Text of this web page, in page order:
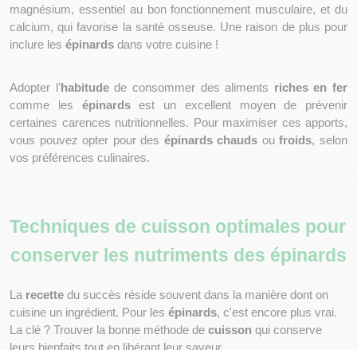
magnésium, essentiel au bon fonctionnement musculaire, et du
calcium, qui favorise la santé osseuse. Une raison de plus pour
inclure les épinards dans votre cuisine !
Adopter l’habitude de consommer des aliments riches en fer
comme les épinards est un excellent moyen de prévenir
certaines carences nutritionnelles. Pour maximiser ces apports,
vous pouvez opter pour des épinards chauds ou froids, selon
vos préférences culinaires.
Techniques de cuisson optimales pour
conserver les nutriments des épinards
La recette du succès réside souvent dans la manière dont on
cuisine un ingrédient. Pour les épinards, c'est encore plus vrai.
La clé ? Trouver la bonne méthode de cuisson qui conserve
leurs bienfaits tout en libérant leur saveur.